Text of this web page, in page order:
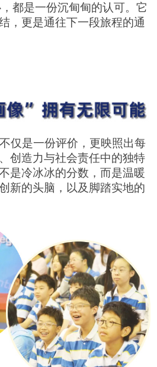
都是一份沉甸甸的认可。它
，更是通往下一段旅程的通
仅是一份评价，更映照出每
创造力与社会责任中的独特
是冷冰冰的分数，而是温暖
新的头脑，以及脚踏实地的